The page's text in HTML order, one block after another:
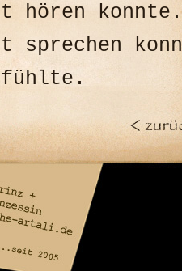
hören konnte.
sprechen